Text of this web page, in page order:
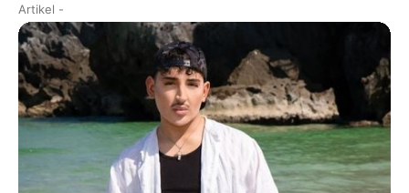
Artikel -